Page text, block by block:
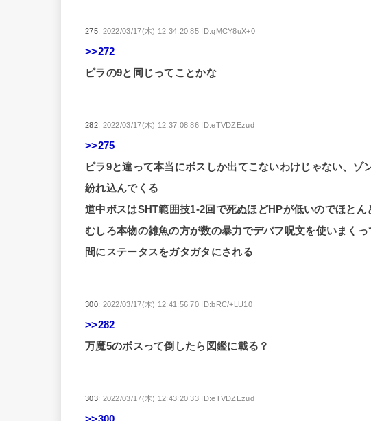
275: 2022/03/17(木) 12:34:20.85 ID:qMCY8uX+0
>>272
ピラの9と同じってことかな
282: 2022/03/17(木) 12:37:08.86 ID:eTVDZEzud
>>275
ピラ9と違って本当にボスしか出てこないわけじゃない、
紛れ込んでくる
道中ボスはSHT範囲技1-2回で死ぬほどHPが低いのでほとん
むしろ本物の雑魚の方が数の暴力でデバフ呪文を使いまく
間にステータスをガタガタにされる
300: 2022/03/17(木) 12:41:56.70 ID:bRC/+LU10
>>282
万魔5のボスって倒したら図鑑に載る？
303: 2022/03/17(木) 12:43:20.33 ID:eTVDZEzud